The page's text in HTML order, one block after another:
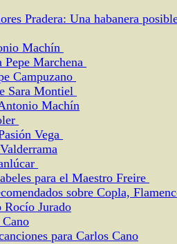
Pradera: Una habanera
Machín
Pepe Marchena
Campuzano
Sara Montiel
Machín
Vega
para el Maestro Freire
sobre Copla,
Jurado
para Carlos Cano